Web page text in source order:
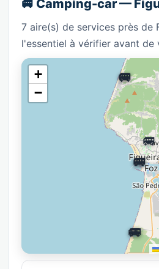
🚐 Camping-car —
7 aire(s) de services près de
l'essentiel à vérifier avant de
🚐
🚐
🚐
🚐
🚐
🚐
🚐
+
−